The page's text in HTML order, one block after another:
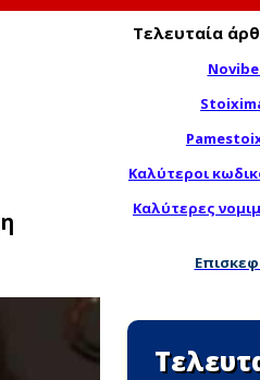
Τελευταία
Καλύτεροι
Καλύτερες